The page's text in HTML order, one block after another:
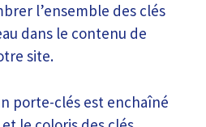
l’ensemble des clés
dans le contenu de
site.
porte-clés est enchaîné